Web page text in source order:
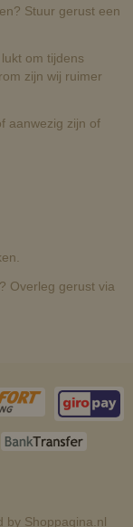
Stuur gerust een
om tijdens
zijn wij ruimer
aanwezig zijn of
Overleg gerust via
by Shoppagina.nl